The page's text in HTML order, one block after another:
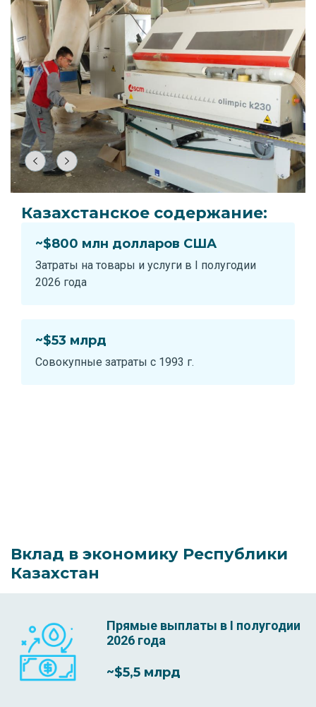
Казахстанское содержание:
~$800 млн долларов США
Затраты на товары и услуги в I полугодии
2026 года
~$53 млрд
Совокупные затраты с 1993 г.
Вклад в экономику Республики
Казахстан
Прямые выплаты в I полугодии
2026 года
~$5,5 млрд